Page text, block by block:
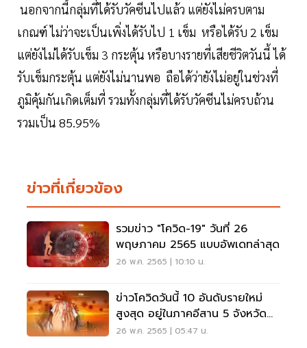
นอกจากนี้กลุ่มที่ได้รับวัคซีนไปแล้ว แต่ยังไม่ครบตาม
เกณฑ์ ไม่ว่าจะเป็นเพิ่งได้รับไป 1 เข็ม หรือได้รับ 2 เข็ม
แต่ยังไม่ได้รับเข็ม 3 กระตุ้น หรือบางรายที่เสียชีวิตวันนี้ ได้
รับเข็มกระตุ้น แต่ยังไม่นานพอ ถือได้ว่ายังไม่อยู่ในช่วงที่
ภูมิคุ้มกันเกิดเต็มที่ รวมทั้งกลุ่มที่ได้รับวัคซีนไม่ครบถ้วน
รวมเป็น 85.95%
ข่าวที่เกี่ยวข้อง
รวมข่าว "โควิด-19" วันที่ 26
พฤษภาคม 2565 แบบอัพเดทล่าสุด
26 พ.ค. 2565 | 10:10 น.
ข่าวโควิดวันนี้ 10 อันดับรายใหม่
สูงสุด อยู่ในภาคอีสาน 5 จังหวัด
กทม. 2,017 ราย
26 พ.ค. 2565 | 05:47 น.